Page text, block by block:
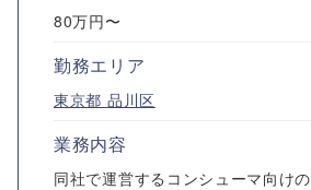
80万円〜
勤務エリア
東京都 品川区
業務内容
同社で運営するコンシューマ向けの